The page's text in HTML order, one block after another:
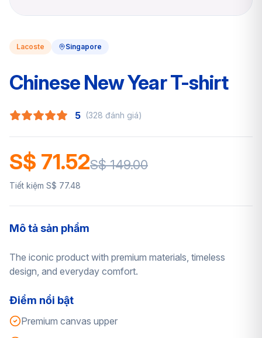
Lacoste Singapore
Chinese New Year T-shirt
5 (328 đánh giá)
S$ 71.52S$ 149.00
Tiết kiệm S$ 77.48
Mô tả sản phẩm
The iconic product with premium materials, timeless
design, and everyday comfort.
Điểm nổi bật
Premium canvas upper